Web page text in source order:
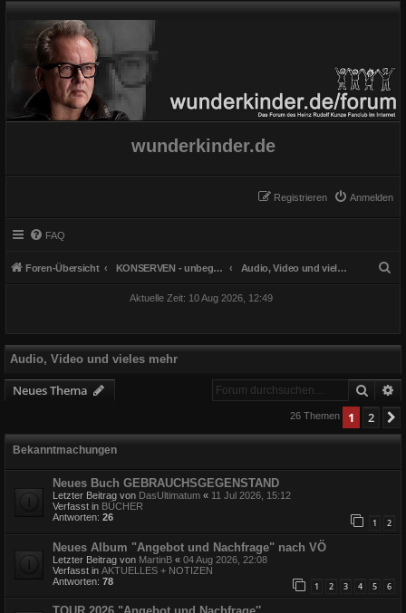
wunderkinder.de
Anmelden
Registrieren
FAQ
Foren-Übersicht KONSERVEN - unbegrenzt haltbar Audio, Video und vieles mehr
Aktuelle Zeit: 10 Aug 2026, 12:49
Audio, Video und vieles mehr
Neues Thema Suche
26 Themen 1 2
Bekanntmachungen
Neues Buch GEBRAUCHSGEGENSTAND
Letzter Beitrag von DasUltimatum « 11 Jul 2026, 15:12
Verfasst in BÜCHER
Antworten: 26 1 2
Neues Album "Angebot und Nachfrage" nach VÖ
Letzter Beitrag von MartinB « 04 Aug 2026, 22:08
Verfasst in AKTUELLES + NOTIZEN
Antworten: 78 1 2 3 4 5 6